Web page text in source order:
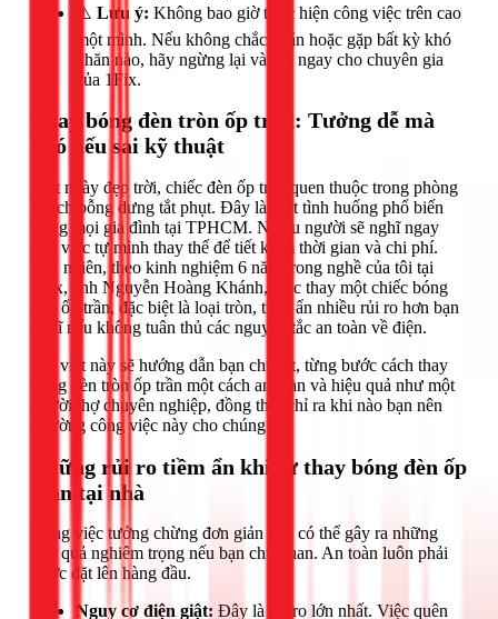
⚠️ Lưu ý: Không bao giờ thực hiện công việc trên cao
một mình. Nếu không chắc chắn hoặc gặp bất kỳ khó
khăn nào, hãy ngừng lại và gọi ngay cho chuyên gia
của 1Fix.
Thay bóng đèn tròn ốp trần: Tưởng dễ mà
khó nếu sai kỹ thuật
Một ngày đẹp trời, chiếc đèn ốp trần quen thuộc trong phòng
khách bỗng dưng tắt phụt. Đây là một tình huống phổ biến
trong mọi gia đình tại TPHCM. Nhiều người sẽ nghĩ ngay
đến việc tự mình thay thế để tiết kiệm thời gian và chi phí.
Tuy nhiên, theo kinh nghiệm 6 năm trong nghề của tôi tại
1Fix, anh Nguyễn Hoàng Khánh, việc thay một chiếc bóng
đèn ốp trần, đặc biệt là loại tròn, tiềm ẩn nhiều rủi ro hơn bạn
nghĩ nếu không tuân thủ các nguyên tắc an toàn về điện.
Bài viết này sẽ hướng dẫn bạn chi tiết, từng bước cách thay
bóng đèn tròn ốp trần một cách an toàn và hiệu quả như một
người thợ chuyên nghiệp, đồng thời chỉ ra khi nào bạn nên
nhường công việc này cho chúng tôi.
Những rủi ro tiềm ẩn khi tự thay bóng đèn ốp
trần tại nhà
Công việc tưởng chừng đơn giản này có thể gây ra những
hậu quả nghiêm trọng nếu bạn chủ quan. An toàn luôn phải
được đặt lên hàng đầu.
Nguy cơ điện giật: Đây là rủi ro lớn nhất. Việc quên